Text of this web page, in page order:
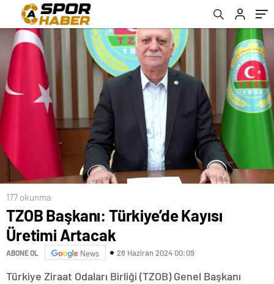
177 okunma
TZOB Başkanı: Türkiye’de Kayısı
Üretimi Artacak
ABONE OL News 28 Haziran 2024 00:09
Türkiye Ziraat Odaları Birliği (TZOB) Genel Başkanı